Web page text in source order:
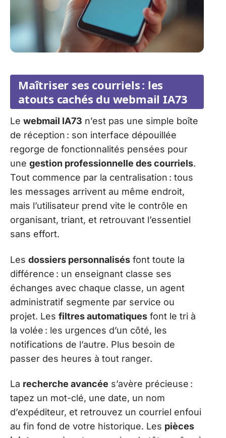
Maîtriser ses courriels : les
atouts cachés du webmail IA73
Le webmail IA73 n’est pas une simple boîte
de réception : son interface dépouillée
regorge de fonctionnalités pensées pour
une gestion professionnelle des courriels.
Tout commence par la centralisation : tous
les messages arrivent au même endroit,
mais l’utilisateur prend vite le contrôle en
organisant, triant, et retrouvant l’essentiel
sans effort.
Les dossiers personnalisés font toute la
différence : un enseignant classe ses
échanges avec chaque classe, un agent
administratif segmente par service ou
projet. Les filtres automatiques font le tri à
la volée : les urgences d’un côté, les
notifications de l’autre. Plus besoin de
passer des heures à tout ranger.
La recherche avancée s’avère précieuse :
tapez un mot-clé, une date, un nom
d’expéditeur, et retrouvez un courriel enfoui
au fin fond de votre historique. Les pièces